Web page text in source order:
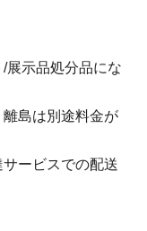
展示品処分品にな
島は別途料金が
ービスでの配送